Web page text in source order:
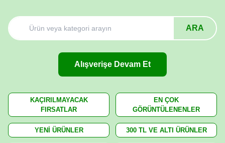
ARA
Alışverişe Devam Et
KAÇIRILMAYACAK
FIRSATLAR
EN ÇOK
GÖRÜNTÜLENENLER
YENİ ÜRÜNLER 300 TL VE ALTI ÜRÜNLER